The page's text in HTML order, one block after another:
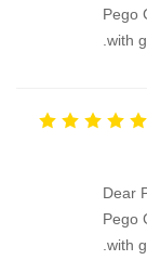
Pego
with
Dear
Pego
with